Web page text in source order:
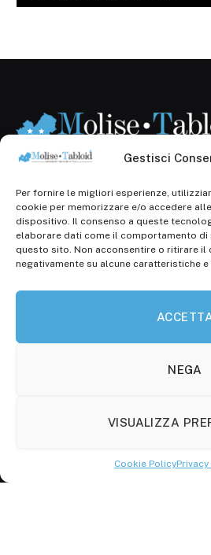
Gestisci
Per fornire le migliori esperienze,
cookie per memorizzare e/o accedere
dispositivo. Il consenso a queste
elaborare dati come il comportamento di
questo sito. Non acconsentire o ritirare il
negativamente su alcune caratteristiche e
NEGA
VISUALIZZA
Cookie Policy
Registr. presso il Tribunale di
14.11.2013, Cron. 1254
Roc: iscrizione n° 25549 (Prot.
30.04.2015)
P.Iva: 01707150700